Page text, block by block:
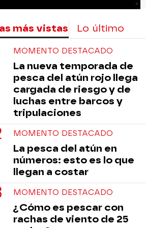
más vistas Lo último
MOMENTO DESTACADO
La nueva temporada de
pesca del atún rojo llega
cargada de riesgo y de
luchas entre barcos y
tripulaciones
MOMENTO DESTACADO
La pesca del atún en
números: esto es lo que
llegan a costar
MOMENTO DESTACADO
¿Cómo es pescar con
rachas de viento de 25